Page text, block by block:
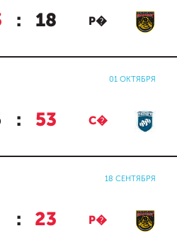
: 18 Р�
01 ОКТЯБРЯ
: 53 С�
18 СЕНТЯБРЯ
: 23 Р�